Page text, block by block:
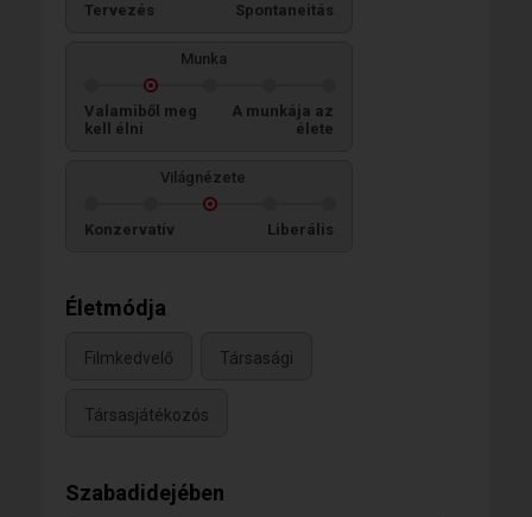
Tervezés Spontaneitás
Munka
Valamiből meg
kell élni
A munkája az
élete
Világnézete
Konzervatív Liberális
Életmódja
Filmkedvelő Társasági
Társasjátékozós
Szabadidejében